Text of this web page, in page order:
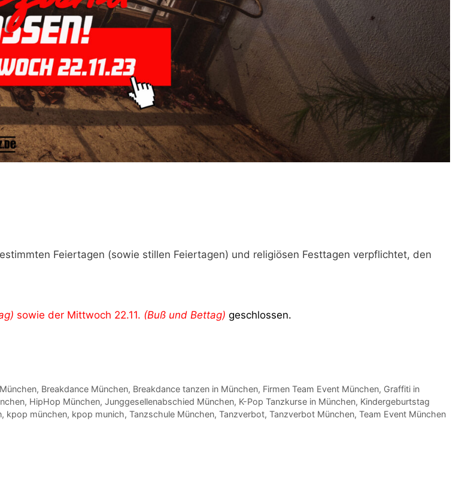
Feiertagen (sowie stillen Feiertagen) und religiösen Festtagen verpflichtet, den
sowie der Mittwoch 22.11. (Buß und Bettag) geschlossen.
, Breakdance München, Breakdance tanzen in München, Firmen Team Event München, Graffiti in
, HipHop München, Junggesellenabschied München, K-Pop Tanzkurse in München, Kindergeburtstag
, kpop münchen, kpop munich, Tanzschule München, Tanzverbot, Tanzverbot München, Team Event München